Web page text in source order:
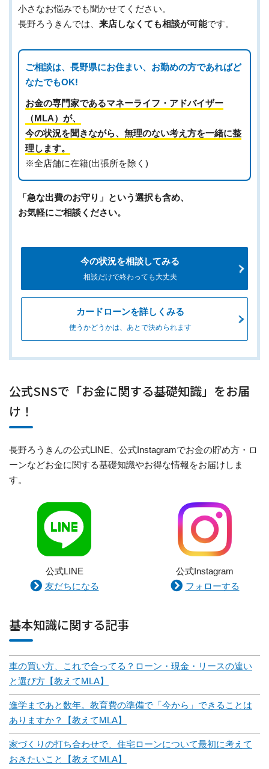
小さなお悩みでも聞かせてください。
長野ろうきんでは、 来店しなくても相談が可能です。
ご相談は、長野県にお住まい、お勤めの方であればど
なたでもOK!
お金の専門家であるマネーライフ・アドバイザー
（MLA）が、
今の状況を聞きながら、無理のない考え方を一緒に整
理します。
※全店舗に在籍(出張所を除く)
「急な出費のお守り」という選択も含め、
お気軽にご相談ください。
今の状況を相談してみる
相談だけで終わっても大丈夫
カードローンを詳しくみる
使うかどうかは、あとで決められます
公式SNSで「お金に関する基礎知識」をお届
け！
長野ろうきんの公式LINE、公式Instagramでお金の貯め方・ロ
ーンなどお金に関する基礎知識やお得な情報をお届けしま
す。
公式LINE
友だちになる
公式Instagram
フォローする
基本知識に関する記事
車の買い方、これで合ってる？ローン・現金・リースの違い
と選び方【教えてMLA】
進学まであと数年。教育費の準備で「今から」できることは
ありますか？【教えてMLA】
家づくりの打ち合わせで、住宅ローンについて最初に考えて
おきたいこと【教えてMLA】